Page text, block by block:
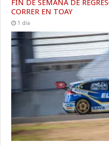
FIN DE SEMANA DE
CORRER EN TOAY
1 día